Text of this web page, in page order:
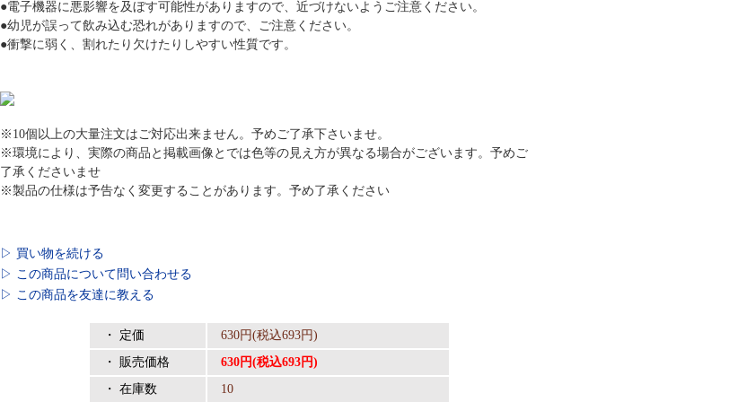
●電子機器に悪影響を及ぼす可能性がありますので、近づけないようご注意ください。
●幼児が誤って飲み込む恐れがありますので、ご注意ください。
●衝撃に弱く、割れたり欠けたりしやすい性質です。
※10個以上の大量注文はご対応出来ません。予めご了承下さいませ。
※環境により、実際の商品と掲載画像とでは色等の見え方が異なる場合がございます。予めご
了承くださいませ
※製品の仕様は予告なく変更することがあります。予め了承ください
▷ 買い物を続ける
▷ この商品について問い合わせる
▷ この商品を友達に教える
・ 定価
630円(税込693円)
・ 販売価格
630円(税込693円)
・ 在庫数
10